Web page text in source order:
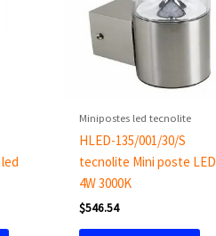
Minipostes led tecnolite
HLED-135/001/30/S
tecnolite Mini poste LED
4W 3000K
$546.54